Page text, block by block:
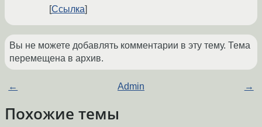
Ссылка
Вы не можете добавлять комментарии в эту тему. Тема
перемещена в архив.
← Admin →
Похожие темы